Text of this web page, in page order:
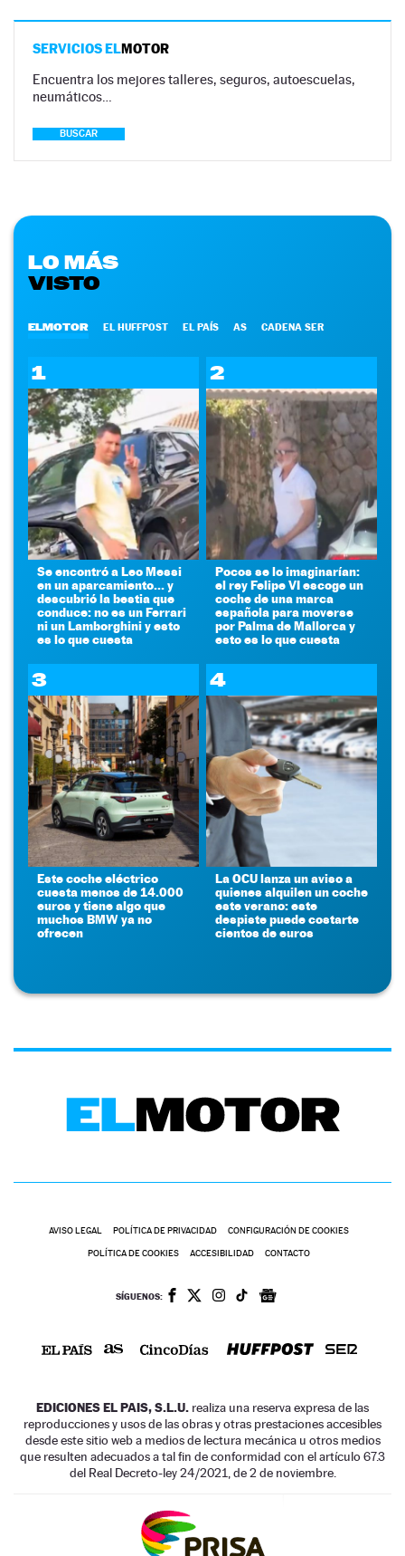
SERVICIOS ELMOTOR
Encuentra los mejores talleres, seguros, autoescuelas,
neumáticos…
BUSCAR
LO MÁS
VISTO
ELMOTOR EL HUFFPOST EL PAÍS AS CADENA SER
1
Se encontró a Leo Messi
en un aparcamiento... y
descubrió la bestia que
conduce: no es un Ferrari
ni un Lamborghini y esto
es lo que cuesta
2
Pocos se lo imaginarían:
el rey Felipe VI escoge un
coche de una marca
española para moverse
por Palma de Mallorca y
esto es lo que cuesta
3
Este coche eléctrico
cuesta menos de 14.000
euros y tiene algo que
muchos BMW ya no
ofrecen
4
La OCU lanza un aviso a
quienes alquilen un coche
este verano: este
despiste puede costarte
cientos de euros
AVISO LEGAL POLÍTICA DE PRIVACIDAD CONFIGURACIÓN DE COOKIES
POLÍTICA DE COOKIES ACCESIBILIDAD CONTACTO
SÍGUENOS:
EDICIONES EL PAIS, S.L.U. realiza una reserva expresa de las
reproducciones y usos de las obras y otras prestaciones accesibles
desde este sitio web a medios de lectura mecánica u otros medios
que resulten adecuados a tal fin de conformidad con el artículo 67.3
del Real Decreto-ley 24/2021, de 2 de noviembre.